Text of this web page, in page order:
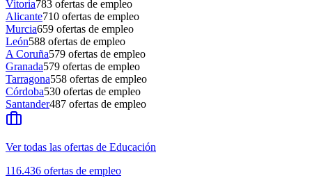
Vitoria783 ofertas de empleo
Alicante710 ofertas de empleo
Murcia659 ofertas de empleo
León588 ofertas de empleo
A Coruña579 ofertas de empleo
Granada579 ofertas de empleo
Tarragona558 ofertas de empleo
Córdoba530 ofertas de empleo
Santander487 ofertas de empleo
Ver todas las ofertas de Educación
116.436 ofertas de empleo